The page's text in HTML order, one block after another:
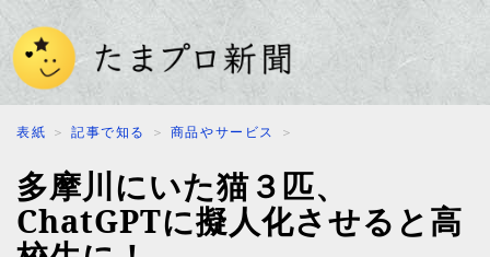
表紙 ＞ 記事で知る ＞ 商品やサービス ＞
多摩川にいた猫３匹、
ChatGPTに擬人化させると高